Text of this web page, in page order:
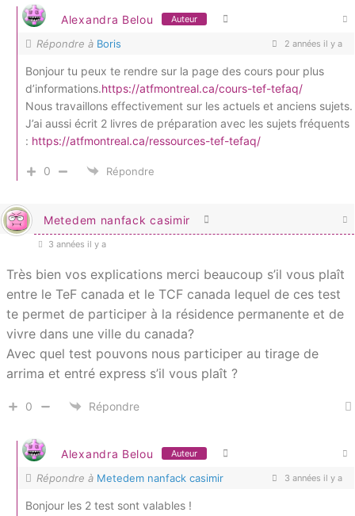
Alexandra Belou Auteur
Répondre à Boris 2 années il y a
Bonjour tu peux te rendre sur la page des cours pour plus
d’informations.https://atfmontreal.ca/cours-tef-tefaq/
Nous travaillons effectivement sur les actuels et anciens sujets.
J’ai aussi écrit 2 livres de préparation avec les sujets fréquents
: https://atfmontreal.ca/ressources-tef-tefaq/
0 Répondre
Metedem nanfack casimir
3 années il y a
Très bien vos explications merci beaucoup s’il vous plaît
entre le TeF canada et le TCF canada lequel de ces test
te permet de participer à la résidence permanente et de
vivre dans une ville du canada?
Avec quel test pouvons nous participer au tirage de
arrima et entré express s’il vous plaît ?
0 Répondre
Alexandra Belou Auteur
Répondre à Metedem nanfack casimir 3 années il y a
Bonjour les 2 test sont valables !